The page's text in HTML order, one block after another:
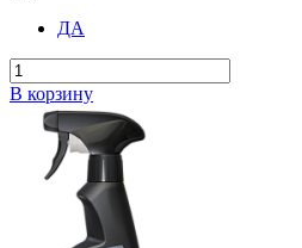
ДА
В корзину